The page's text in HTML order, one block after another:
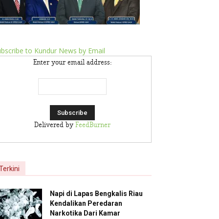
to Kundur News by Email
Enter your email address:
Delivered by FeedBurner
Napi di Lapas Bengkalis Riau
Kendalikan Peredaran
Narkotika Dari Kamar